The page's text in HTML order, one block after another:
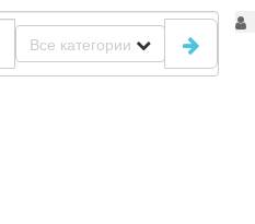
Все категории